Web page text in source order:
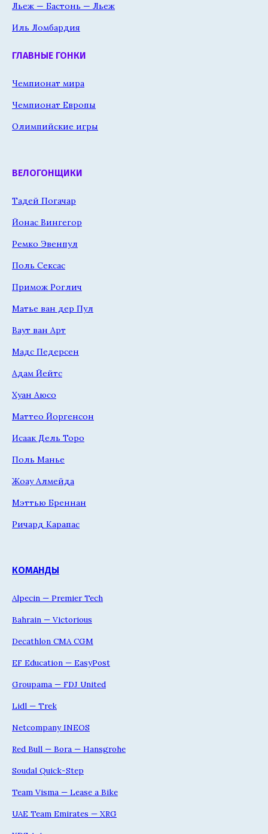
Льеж — Бастонь — Льеж
Иль Ломбардия
ГЛАВНЫЕ ГОНКИ
Чемпионат мира
Чемпионат Европы
Олимпийские игры
ВЕЛОГОНЩИКИ
Тадей Погачар
Йонас Вингегор
Ремко Эвенпул
Поль Сексас
Примож Роглич
Матье ван дер Пул
Ваут ван Арт
Мадс Педерсен
Адам Йейтс
Хуан Аюсо
Маттео Йоргенсон
Исаак Дель Торо
Поль Манье
Жоау Алмейда
Мэттью Бреннан
Ричард Карапас
КОМАНДЫ
Alpecin — Premier Tech
Bahrain — Victorious
Decathlon CMA CGM
EF Education — EasyPost
Groupama — FDJ United
Lidl — Trek
Netcompany INEOS
Red Bull — Bora — Hansgrohe
Soudal Quick-Step
Team Visma — Lease a Bike
UAE Team Emirates — XRG